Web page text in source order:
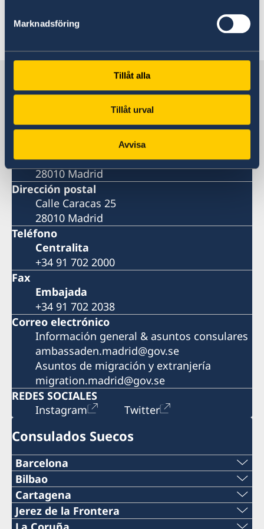
Marknadsföring
Tillåt alla
Tillåt urval
Avvisa
Suecia en España
Embajada
Calle Caracas 25
28010 Madrid
Dirección postal
Calle Caracas 25
28010 Madrid
Teléfono
Centralita
+34 91 702 2000
Fax
Embajada
+34 91 702 2038
Correo electrónico
Información general & asuntos consulares
ambassaden.madrid@gov.se
Asuntos de migración y extranjería
migration.madrid@gov.se
REDES SOCIALES
Instagram
Twitter
Consulados Suecos
Barcelona
Teléfono
+34 934 883 505
Bilbao
Teléfono
+34 944 987 191
Cartagena
Teléfono
Jerez de la Frontera